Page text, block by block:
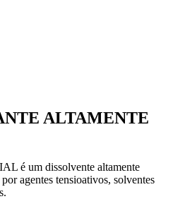
ALTAMENTE
é um dissolvente altamente
agentes tensioativos, solventes